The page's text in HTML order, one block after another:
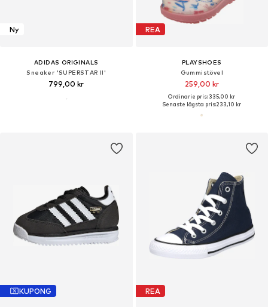
Ny
ADIDAS ORIGINALS
Sneaker 'SUPERSTAR II'
799,00 kr
REA
PLAYSHOES
Gummistövel
259,00 kr
Ordinarie pris: 335,00 kr
Senaste lägsta pris:233,10 kr
KUPONG REA